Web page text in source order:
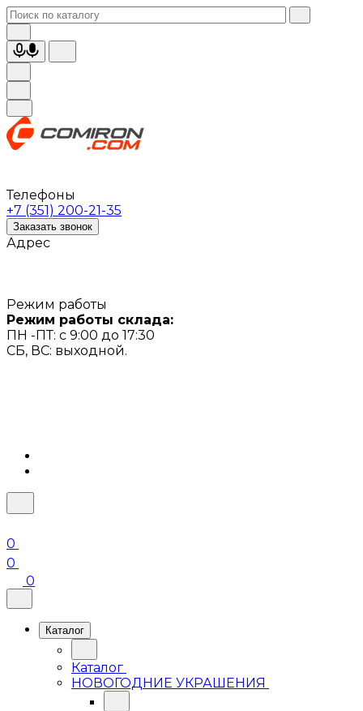
Телефоны
+7 (351) 200-21-35
Заказать звонок
Адрес
Режим работы
Режим работы склада:
ПН -ПТ: с 9:00 до 17:30
СБ, ВС: выходной.
0
0
0
Каталог
Каталог
НОВОГОДНИЕ УКРАШЕНИЯ